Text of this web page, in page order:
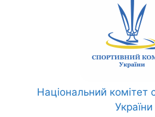
Національний комітет
України